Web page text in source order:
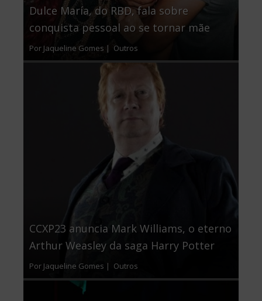
Dulce María, do RBD, fala sobre
conquista pessoal ao se tornar mãe
Por Jaqueline Gomes | Outros
CCXP23 anuncia Mark Williams, o eterno
Arthur Weasley da saga Harry Potter
Por Jaqueline Gomes | Outros